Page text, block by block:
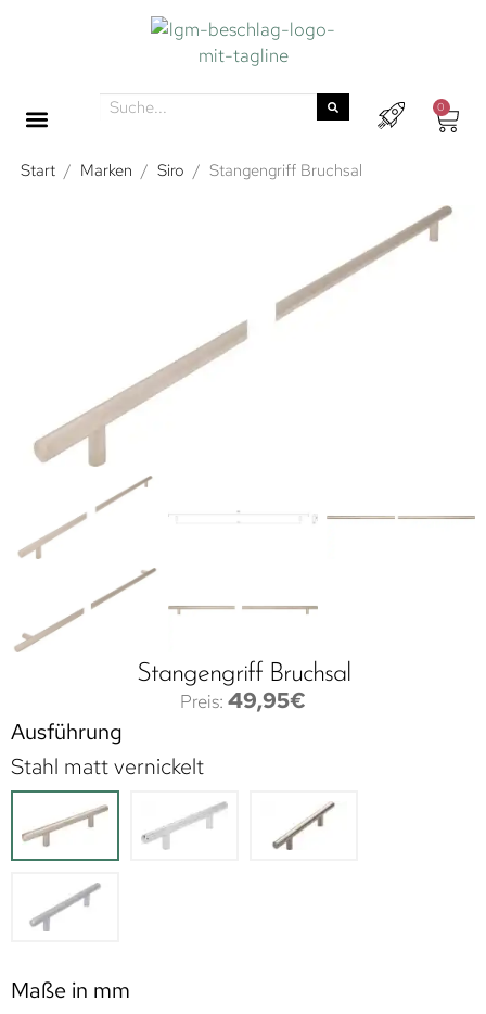
0
Start / Marken / Siro / Stangengriff Bruchsal
Stangengriff Bruchsal
49,95€
Ausführung
Stahl matt vernickelt
Maße in mm